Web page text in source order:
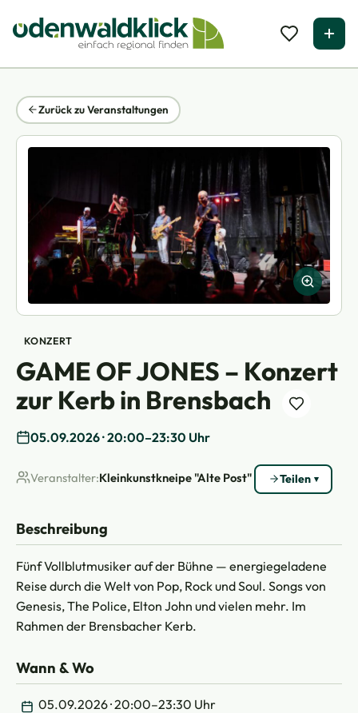
Zurück zu Veranstaltungen
KONZERT
GAME OF JONES – Konzert
zur Kerb in Brensbach
05.09.2026 · 20:00–23:30 Uhr
Veranstalter:Kleinkunstkneipe "Alte Post" Teilen
Beschreibung
Fünf Vollblutmusiker auf der Bühne — energiegeladene
Reise durch die Welt von Pop, Rock und Soul. Songs von
Genesis, The Police, Elton John und vielen mehr. Im
Rahmen der Brensbacher Kerb.
Wann & Wo
05.09.2026 · 20:00–23:30 Uhr